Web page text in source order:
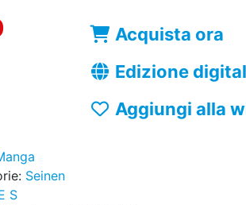
Acquista ora
Edizione
Aggiungi alla
Seinen
S